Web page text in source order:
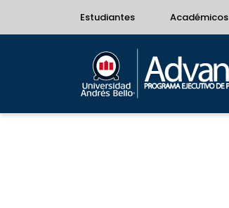
Estudiantes Académicos